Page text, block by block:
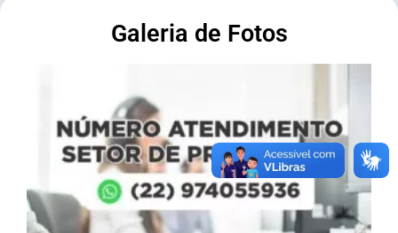
Galeria de Fotos